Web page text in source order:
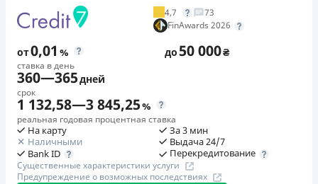
4,7
73
FinAwards 2026
от0,01 %
ставка в день
до50 000₴
360—365дней
срок
1 132,58—3 845,25%
реальная годовая процентная ставка
На карту
Наличными
Bank ID
За 3 мин
Выдача 24/7
Перекредитование
Существенные характеристики услуги
Предупреждение о возможных последствиях